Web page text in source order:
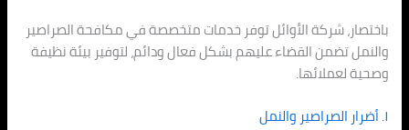
باختصار، شركة الأوائل توفر خدمات متخصصة في مكافحة الصراصير
والنمل تضمن القضاء عليهم بشكل فعال ودائم، لتوفير بيئة نظيفة
وصحية لعملائها.
١. أضرار الصراصير والنمل